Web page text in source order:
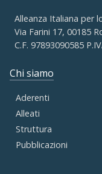
Alleanza Italiana per
Via Farini 17, 00185
C.F. 97893090585
Chi siamo
Aderenti
Alleati
Struttura
Pubblicazioni